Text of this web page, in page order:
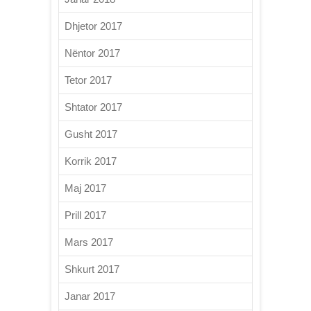
Dhjetor 2017
Nëntor 2017
Tetor 2017
Shtator 2017
Gusht 2017
Korrik 2017
Maj 2017
Prill 2017
Mars 2017
Shkurt 2017
Janar 2017